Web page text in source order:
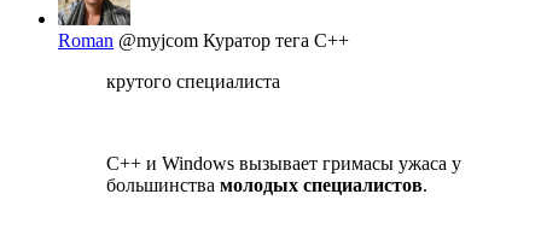
Roman @myjcom Куратор тега C++
крутого специалиста
С++ и Windows вызывает гримасы ужаса у
большинства молодых специалистов.